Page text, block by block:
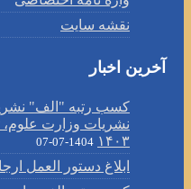
نقشه سایت
آخرین اخبار
کسب رتبه "الف"
نشریات وزارت
۱۴۰۳ 1404-07-07
ابلاغ دستور العمل